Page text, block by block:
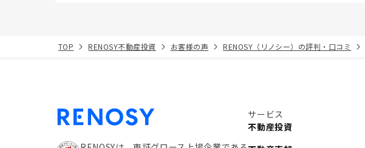
TOP RENOSY不動産投資 お客様の声 RENOSY（リノシー）の評判・口コミ
サービス
不動産投資